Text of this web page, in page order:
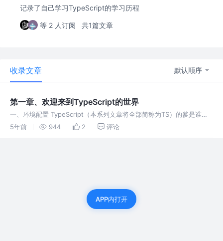
记录了自己学习TypeScript的学习历程
等 2 人订阅 共1篇文章
收录文章 默认顺序
第一章、欢迎来到TypeScript的世界
一、环境配置 TypeScript（本系列文章将全部简称为TS）的爹是谁，
不是我们要讨论的话题，有兴趣的网友自己去Baidu。直接进入正题，
5年前 944 2 评论
APP内打开